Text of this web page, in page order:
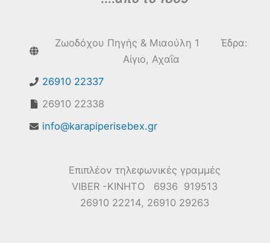
Ζωοδόχου Πηγής & Μιαούλη 1 Έδρα:
Αίγιο, Αχαΐα
26910 22337
26910 22338
info@karapiperisebex.gr
Επιπλέον τηλεφωνικές γραμμές
VIBER -ΚΙΝΗΤΟ 6936 919513
26910 22214, 26910 29263